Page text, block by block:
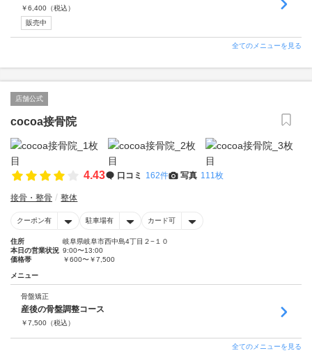
￥6,400 （税込）
販売中
全てのメニューを見る
店舗公式
cocoa接骨院
4.43 口コミ 162件 写真 111枚
接骨・整骨 整体
クーポン有 駐車場有 カード可
住所
岐阜県岐阜市西中島4丁目２−１０
本日の営業状況 9:00〜13:00
価格帯
￥600〜￥7,500
メニュー
骨盤矯正
産後の骨盤調整コース
￥7,500 （税込）
全てのメニューを見る